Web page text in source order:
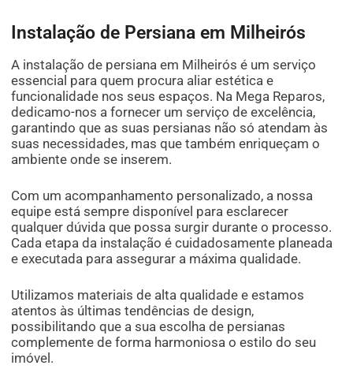
Instalação de Persiana em Milheirós
A instalação de persiana em Milheirós é um serviço
essencial para quem procura aliar estética e
funcionalidade nos seus espaços. Na Mega Reparos,
dedicamo-nos a fornecer um serviço de excelência,
garantindo que as suas persianas não só atendam às
suas necessidades, mas que também enriqueçam o
ambiente onde se inserem.
Com um acompanhamento personalizado, a nossa
equipe está sempre disponível para esclarecer
qualquer dúvida que possa surgir durante o processo.
Cada etapa da instalação é cuidadosamente planeada
e executada para assegurar a máxima qualidade.
Utilizamos materiais de alta qualidade e estamos
atentos às últimas tendências de design,
possibilitando que a sua escolha de persianas
complemente de forma harmoniosa o estilo do seu
imóvel.